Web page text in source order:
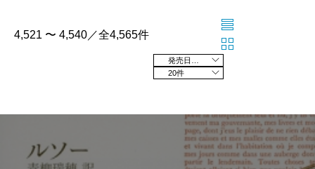
4,521 〜 4,540／全4,565件
20件